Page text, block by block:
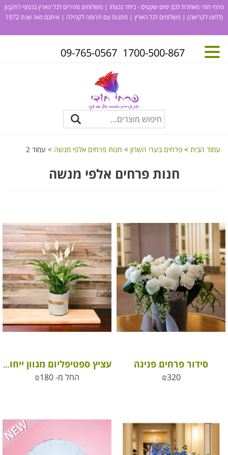
פרחי חודי מאחלת לכם ימים שקטים - ביחד ננצח! | משלוחים מהירים לכל הארץ בכפוף לתקנון
(לחצו לקריאה) | משלוחים לכל הארץ | מתנות עם תרומה לקהילה | איתכם מאז שנת 1972
1700-500-867
09-765-0567
עמוד הבית > פרחים בערי השרון > חנות פרחים אלפי מנשה > עמוד 2
חנות פרחים אלפי מנשה
סידור פרחים פנינה
₪320
עציץ ספטיפליום מגוון ייחודי גדול מאוד (ללא פריחה בעונה זו)
החל מ-
₪180